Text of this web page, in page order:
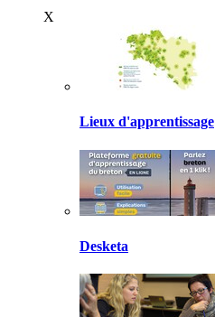
X
Lieux d'apprentissage
Desketa